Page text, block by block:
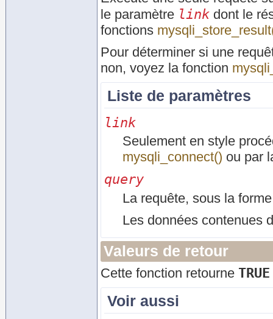
le paramètre link dont le
fonctions
Pour déterminer si une
non, voyez la fonction
Liste de paramètres
link
Seulement en style
mysqli_connect() ou par
query
La requête, sous la
Les données contenues
Valeurs de retour
Cette fonction retourne TRUE
Voir aussi